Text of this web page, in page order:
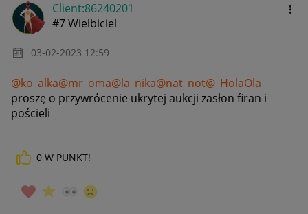
Client:86240201
#7 Wielbiciel
‎03-02-2023 12:59
@ko_alka@mr_oma@la_nika@nat_not@_HolaOla_
proszę o przywrócenie ukrytej aukcji zasłon firan i
pościeli
0 W PUNKT!